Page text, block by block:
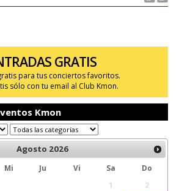
GRATIS
para tus conciertos favoritos.
sólo con tu email al Club Kmon.
Kmon
Agosto 2026
Mi Ju Vi Sa
Do
1
2